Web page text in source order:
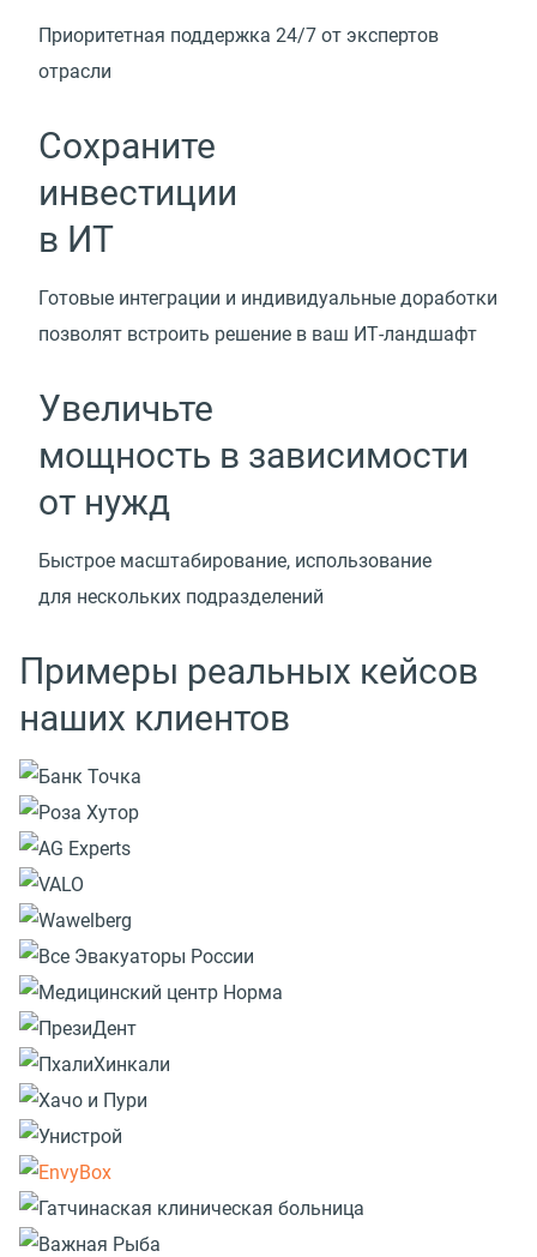
Приоритетная поддержка 24/7 от экспертов
отрасли
Сохраните
инвестиции
в ИТ
Готовые интеграции и индивидуальные доработки
позволят встроить решение в ваш ИТ-ландшафт
Увеличьте
мощность в зависимости
от нужд
Быстрое масштабирование, использование
для нескольких подразделений
Примеры реальных кейсов
наших клиентов